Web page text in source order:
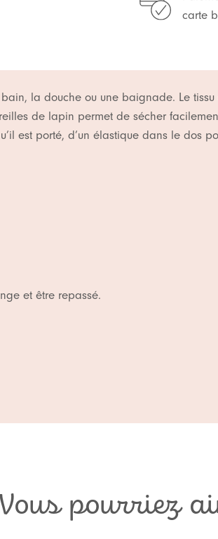
carte
la douche ou une baignade. Le
de lapin permet de sécher
est porté, d’un élastique dans le dos
et être repassé.
pourriez